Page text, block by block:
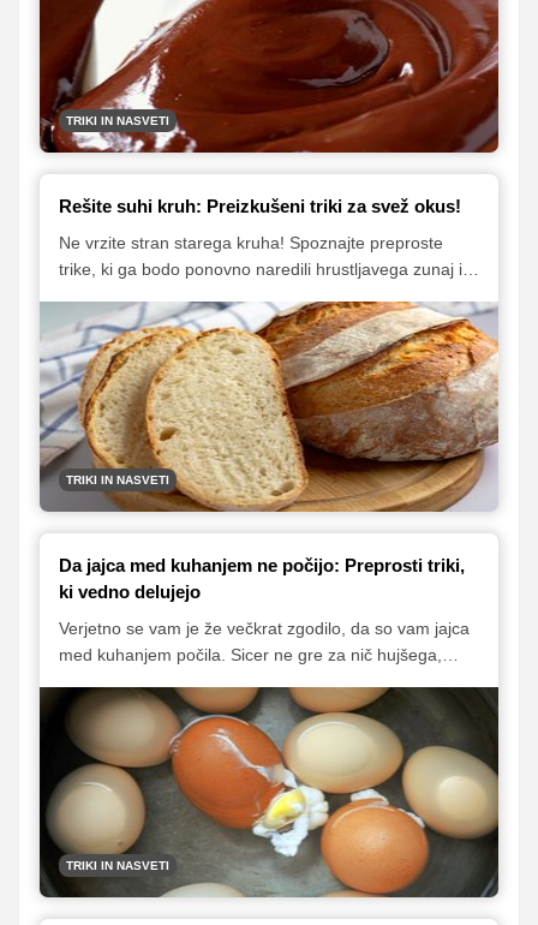
sladice. Naučite se skrivnosti, ki jih poznajo le izkušeni
slaščičarji.
TRIKI IN NASVETI
Rešite suhi kruh: Preizkušeni triki za svež okus!
Ne vrzite stran starega kruha! Spoznajte preproste
trike, ki ga bodo ponovno naredili hrustljavega zunaj in
metode, ki jih lahko preizkusite doma, vključno s
presenetljivo kombinacijo mikrovalovke in toasterja.
TRIKI IN NASVETI
Da jajca med kuhanjem ne počijo: Preprosti triki,
ki vedno delujejo
Verjetno se vam je že večkrat zgodilo, da so vam jajca
med kuhanjem počila. Sicer ne gre za nič hujšega,
obliko, a takšnih jajc žal ne moremo uporabiti za
velikonočne pirhe. Zato je dobro, da to poskušamo
preprečiti. Pri tem si lahko pomagamo z zelo
preprostim trikom, ki vam ga razkrivamo v
TRIKI IN NASVETI